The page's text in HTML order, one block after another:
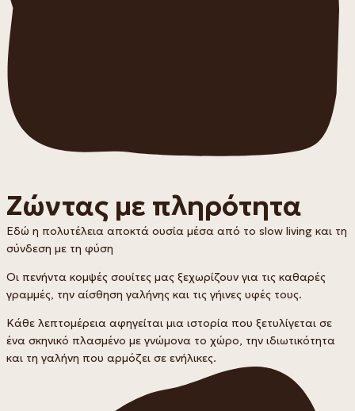
Ζώντας με πληρότητα
Εδώ η πολυτέλεια αποκτά ουσία μέσα από το slow living και τη
σύνδεση με τη φύση
Οι πενήντα κομψές σουίτες μας ξεχωρίζουν για τις καθαρές
γραμμές, την αίσθηση γαλήνης και τις γήινες υφές τους.
Κάθε λεπτομέρεια αφηγείται μια ιστορία που ξετυλίγεται σε
ένα σκηνικό πλασμένο με γνώμονα το χώρο, την ιδιωτικότητα
και τη γαλήνη που αρμόζει σε ενήλικες.